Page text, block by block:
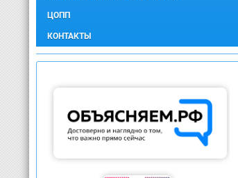
ЦОПП
КОНТАКТЫ